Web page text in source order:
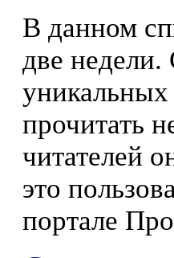
В данном
две недели.
уникальных
прочитать
читателей
это
портале